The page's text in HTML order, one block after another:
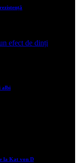
albi
la Kat von D